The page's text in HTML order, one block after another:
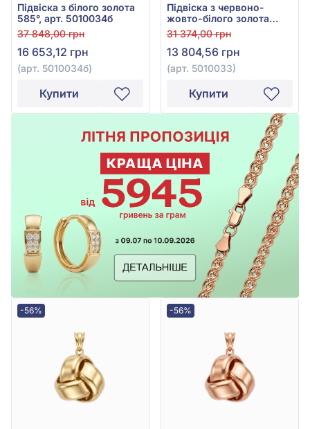
Підвіска з білого золота
585°, арт. 5010034б
37 848,00 грн
16 653,12 грн
(арт. 5010034б)
Купити
Підвіска з червоно-
жовто-білого золота
585° без вставки, арт.
5010033
31 374,00 грн
13 804,56 грн
(арт. 5010033)
Купити
-56% -56%